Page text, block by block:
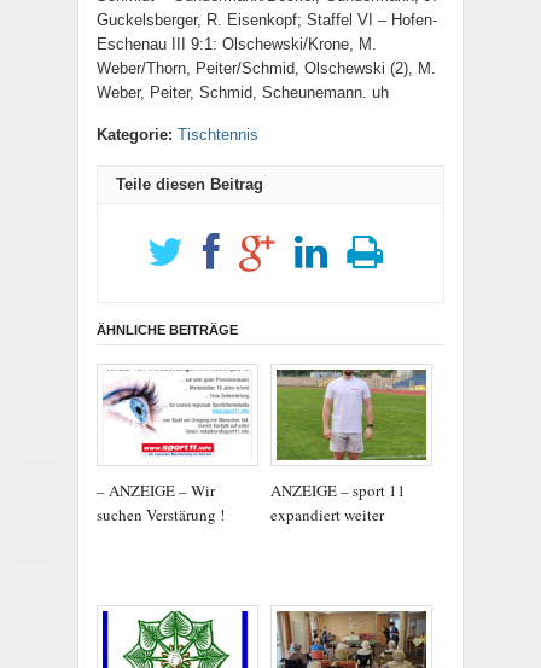
Guckelsberger, R. Eisenkopf; Staffel VI – Hofen-
Eschenau III 9:1: Olschewski/Krone, M.
Weber/Thorn, Peiter/Schmid, Olschewski (2), M.
Weber, Peiter, Schmid, Scheunemann. uh
Kategorie: Tischtennis
Teile diesen Beitrag
ÄHNLICHE BEITRÄGE
– ANZEIGE – Wir
suchen Verstärung !
ANZEIGE – sport 11
expandiert weiter